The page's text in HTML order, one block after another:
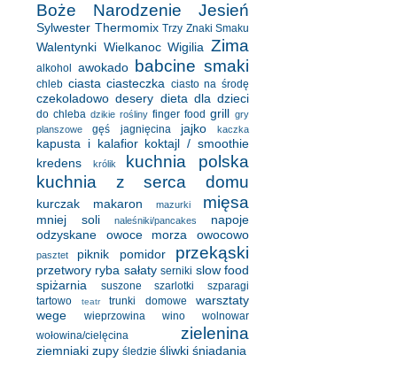
Boże Narodzenie Jesień
Sylwester Thermomix Trzy Znaki Smaku
Walentynki Wielkanoc Wigilia Zima
alkohol awokado babcine smaki
chleb ciasta ciasteczka ciasto na środę
czekoladowo desery dieta dla dzieci
do chleba dzikie rośliny finger food grill gry
planszowe
gęś jagnięcina jajko kaczka
kapusta i kalafior koktajl / smoothie
kredens
królik
kuchnia polska
kuchnia z serca domu
kurczak makaron mazurki mięsa
mniej soli naleśniki/pancakes
napoje
odzyskane
owoce morza owocowo
pasztet piknik pomidor przekąski
przetwory ryba sałaty serniki slow food
spiżarnia
suszone szarlotki
szparagi
tartowo
teatr trunki domowe
warsztaty
wege
wieprzowina wino
wolnowar
wołowina/cielęcina
zielenina
ziemniaki zupy śledzie śliwki śniadania